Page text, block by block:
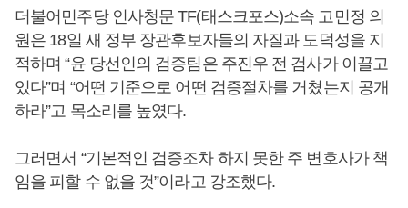
더불어민주당 인사청문 TF(태스크포스)소속 고민정 의
원은 18일 새 정부 장관후보자들의 자질과 도덕성을 지
적하며 “윤 당선인의 검증팀은 주진우 전 검사가 이끌고
있다”며 “어떤 기준으로 어떤 검증절차를 거쳤는지 공개
하라”고 목소리를 높였다.
그러면서 “기본적인 검증조차 하지 못한 주 변호사가 책
임을 피할 수 없을 것”이라고 강조했다.